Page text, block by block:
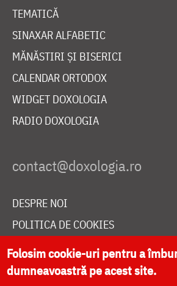
TEMATICĂ
SINAXAR ALFABETIC
MĂNĂSTIRI ȘI BISERICI
CALENDAR ORTODOX
WIDGET DOXOLOGIA
RADIO DOXOLOGIA
DESPRE NOI
POLITICA DE COOKIES
DONEAZĂ ONLINE PENTRU
Folosim cookie-uri pentru a
dumneavoastră pe acest site.